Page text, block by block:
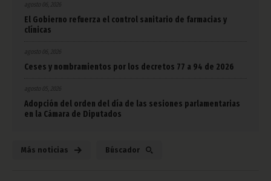
agosto 06, 2026
El Gobierno refuerza el control sanitario de farmacias y
clínicas
agosto 06, 2026
Ceses y nombramientos por los decretos 77 a 94 de 2026
Adopción del orden del día de las sesiones parlamentarias
en la Cámara de Diputados
Más noticias Búscador